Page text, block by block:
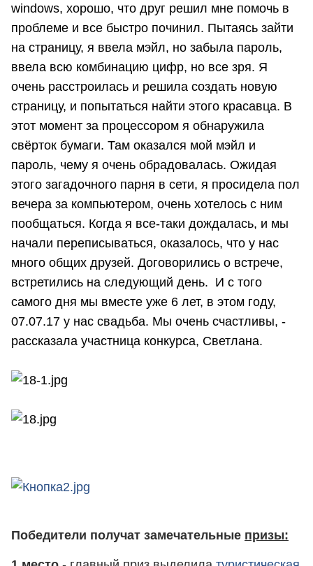
windows, хорошо, что друг решил мне помочь в
проблеме и все быстро починил. Пытаясь зайти
на страницу, я ввела мэйл, но забыла пароль,
ввела всю комбинацию цифр, но все зря. Я
очень расстроилась и решила создать новую
страницу, и попытаться найти этого красавца. В
этот момент за процессором я обнаружила
свёрток бумаги. Там оказался мой мэйл и
пароль, чему я очень обрадовалась. Ожидая
этого загадочного парня в сети, я просидела пол
вечера за компьютером, очень хотелось с ним
пообщаться. Когда я все-таки дождалась, и мы
начали переписываться, оказалось, что у нас
много общих друзей. Договорились о встрече,
встретились на следующий день. И с того
самого дня мы вместе уже 6 лет, в этом году,
07.07.17 у нас свадьба. Мы очень счастливы, -
рассказала участница конкурса, Светлана.
Победители получат замечательные призы: